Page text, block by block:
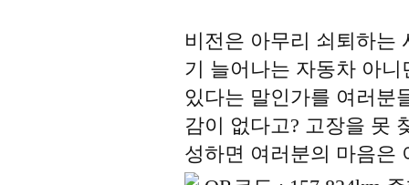
비전은 아무리 쇠퇴하는
기 늘어나는 자동차 아
있다는 말인가를 여러분
감이 없다고? 고장을 못
성하면 여러분의 마음은